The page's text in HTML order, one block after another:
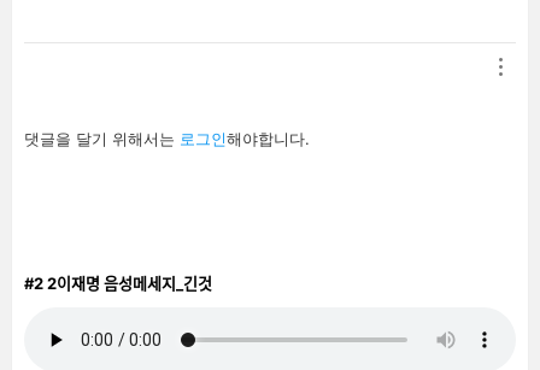
답
글
댓글을 달기 위해서는 로그인해야합니다.
#22이재명 음성메세지_긴것